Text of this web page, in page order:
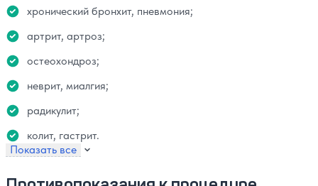
хронический бронхит, пневмония;
артрит, артроз;
остеохондроз;
неврит, миалгия;
радикулит;
колит, гастрит.
Показать все